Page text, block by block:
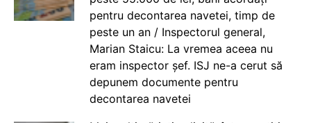
pentru decontarea navetei, timp de
peste un an / Inspectorul general,
Marian Staicu: La vremea aceea nu
eram inspector șef. ISJ ne-a cerut să
depunem documente pentru
decontarea navetei